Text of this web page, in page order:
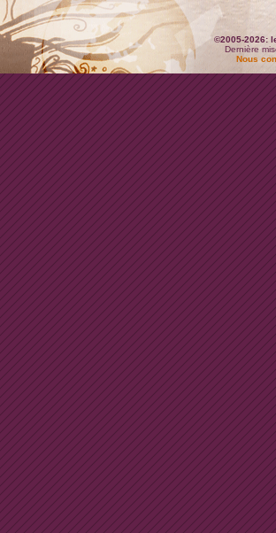
©2005-2026:
Dernière
Nous